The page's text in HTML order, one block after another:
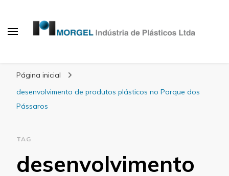
Página inicial
desenvolvimento de produtos plásticos no Parque dos
Pássaros
TAG
desenvolvimento